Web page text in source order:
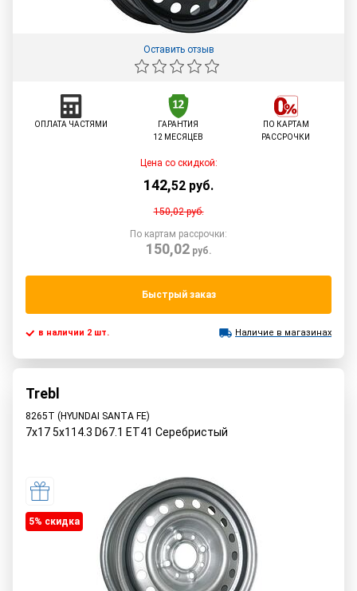
Оставить отзыв
ОПЛАТА ЧАСТЯМИ
ГАРАНТИЯ
12 МЕСЯЦЕВ
ПО КАРТАМ
РАССРОЧКИ
Цена со скидкой:
142,52 руб.
150,02руб.
По картам рассрочки:
150,02руб.
Быстрый заказ
в наличии 2 шт. Наличие в магазинах
Trebl
8265T (HYUNDAI SANTA FE)
7x17 5x114.3 D67.1 ET41 Серебристый
5% cкидка